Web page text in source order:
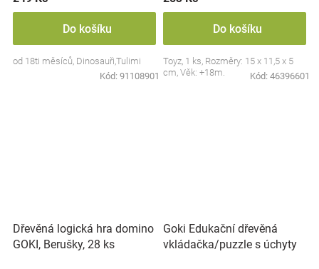
Do košíku
od 18ti měsíců, Dinosauři,Tulimi
Kód: 91108901
Do košíku
Toyz, 1 ks, Rozměry: 15 x 11,5 x 5
cm, Věk: +18m.
Kód: 46396601
Dřevěná logická hra domino
GOKI, Berušky, 28 ks
Goki Edukační dřevěná
vkládačka/puzzle s úchyty